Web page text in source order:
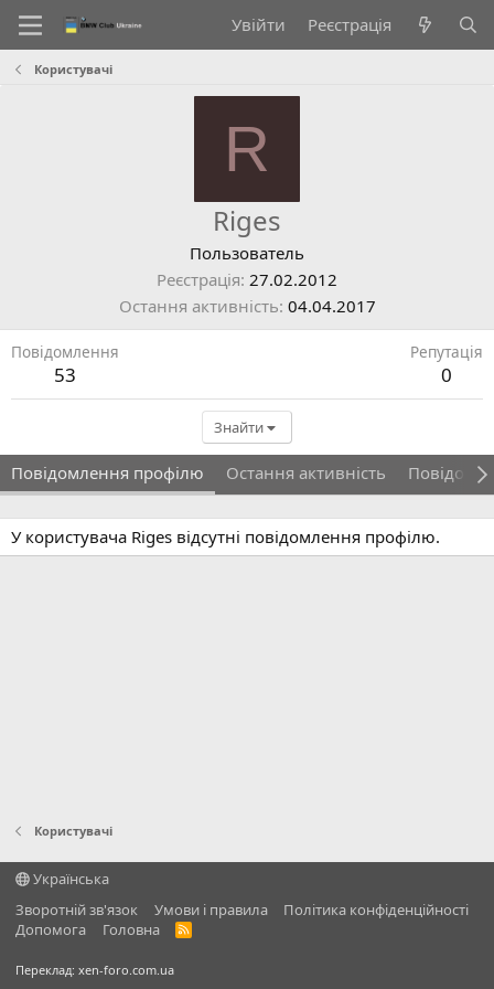
Увійти Реєстрація
Користувачі
R
Riges
Пользователь
Реєстрація 27.02.2012
Остання активність 04.04.2017
Повідомлення
53
Репутація
0
Знайти
Повідомлення профілю Остання активність
У користувача Riges відсутні повідомлення профілю.
Користувачі
Українська
Зворотній зв'язок
Умови і правила
Політика конфіденційності
Дoпoмoга
Головна
R
Переклад: xen-foro.com.ua